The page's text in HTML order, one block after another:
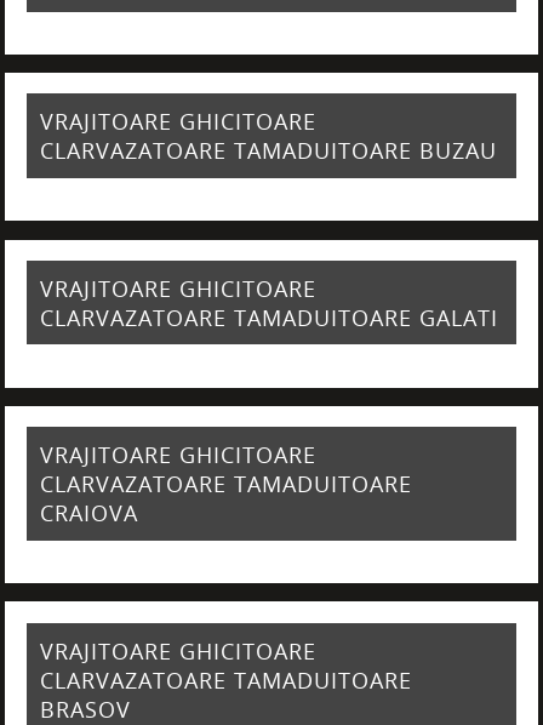
VRAJITOARE GHICITOARE
CLARVAZATOARE TAMADUITOARE BUZAU
VRAJITOARE GHICITOARE
CLARVAZATOARE TAMADUITOARE GALATI
VRAJITOARE GHICITOARE
CLARVAZATOARE TAMADUITOARE
CRAIOVA
VRAJITOARE GHICITOARE
CLARVAZATOARE TAMADUITOARE
BRASOV